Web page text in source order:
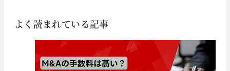
よく読まれている記事